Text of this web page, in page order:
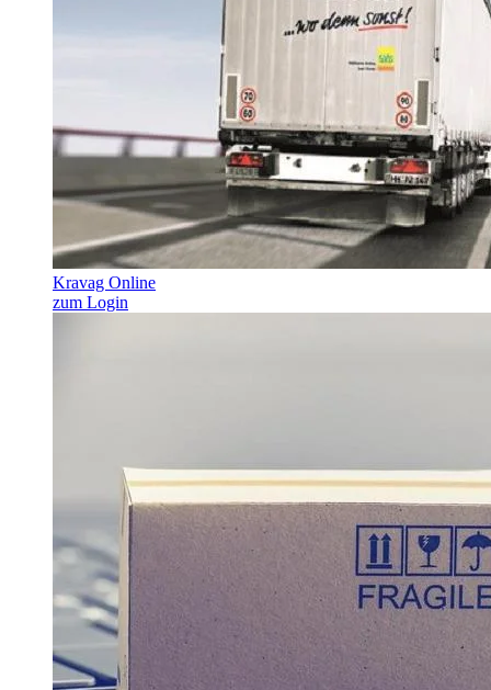
Kravag Online
zum Login